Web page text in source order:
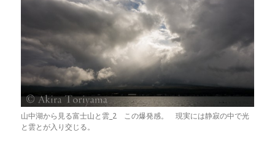
山中湖から見る富士山と雲_2 この爆発感。 現実には静寂の中で光
と雲とが入り交じる。